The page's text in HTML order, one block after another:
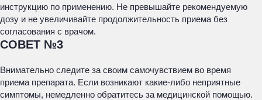
инструкцию по применению. Не превышайте рекомендуемую
дозу и не увеличивайте продолжительность приема без
согласования с врачом.
СОВЕТ №3
Внимательно следите за своим самочувствием во время
приема препарата. Если возникают какие-либо неприятные
симптомы, немедленно обратитесь за медицинской помощью.